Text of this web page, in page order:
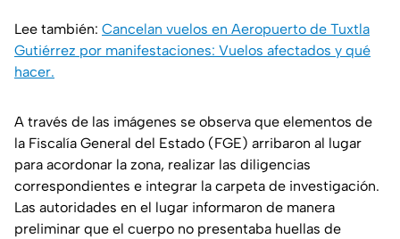
Lee también: Cancelan vuelos en Aeropuerto de Tuxtla
Gutiérrez por manifestaciones: Vuelos afectados y qué
hacer.
A través de las imágenes se observa que elementos de
la Fiscalía General del Estado (FGE) arribaron al lugar
para acordonar la zona, realizar las diligencias
correspondientes e integrar la carpeta de investigación.
Las autoridades en el lugar informaron de manera
preliminar que el cuerpo no presentaba huellas de